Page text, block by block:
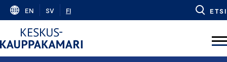
Skip
content
EN SV FI ETSI